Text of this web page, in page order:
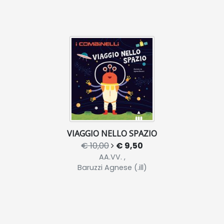
VIAGGIO NELLO SPAZIO
€ 10,00 € 9,50
AA.VV. ,
Baruzzi Agnese (.ill)